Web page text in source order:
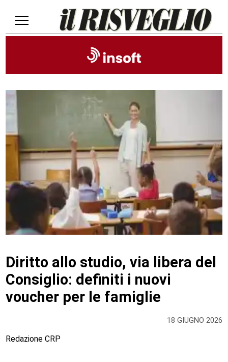
18 GIUGNO 2026
Diritto allo studio, via libera del
Consiglio: definiti i nuovi
voucher per le famiglie
Redazione CRP